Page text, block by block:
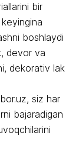
bir
boshlaydi
devor va
dekorativ lak
siz har
bajaradigan